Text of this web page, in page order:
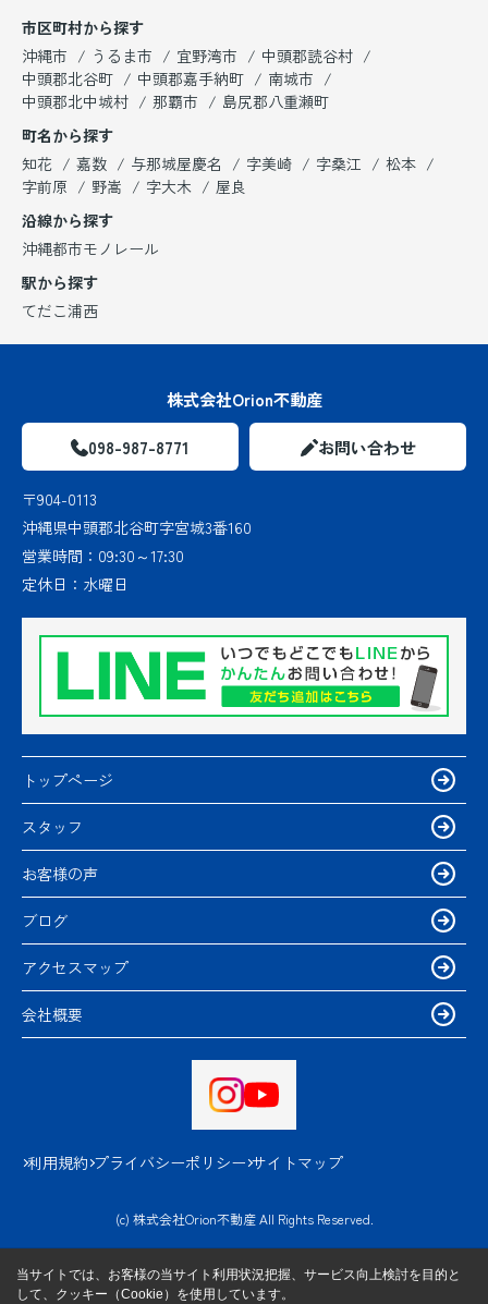
市区町村から探す
沖縄市
うるま市 宜野湾市
中頭郡読谷村
中頭郡北谷町
中頭郡嘉手納町
南城市
中頭郡北中城村
那覇市
島尻郡八重瀬町
町名から探す
知花
嘉数 与那城屋慶名 字美崎 字桑江
松本
字前原
野嵩 字大木
屋良
沿線から探す
沖縄都市モノレール
駅から探す
てだこ浦西
株式会社Orion不動産
098-987-8771 お問い合わせ
〒904-0113
沖縄県中頭郡北谷町字宮城3番160
営業時間： 09:30～17:30
定休日： 水曜日
トップページ
スタッフ
お客様の声
ブログ
アクセスマップ
会社概要
利用規約 プライバシーポリシー サイトマップ
(c) 株式会社Orion不動産 All Rights Reserved.
当サイトでは、お客様の当サイト利用状況把握、サービス向上検討を目的と
して、クッキー（Cookie）を使用しています。